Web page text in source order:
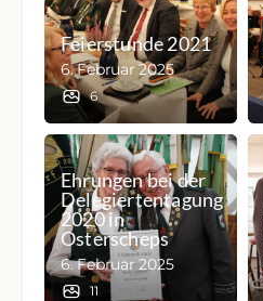
Feierstunde 2021
6. Februar 2025
6
Ehrungen bei der
Delegiertentagung
2020 in
Osterscheps
6. Februar 2025
11